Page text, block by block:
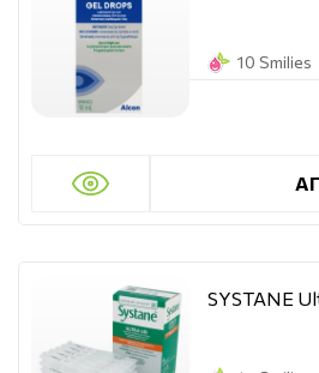
10 Smilies
SYSTANE